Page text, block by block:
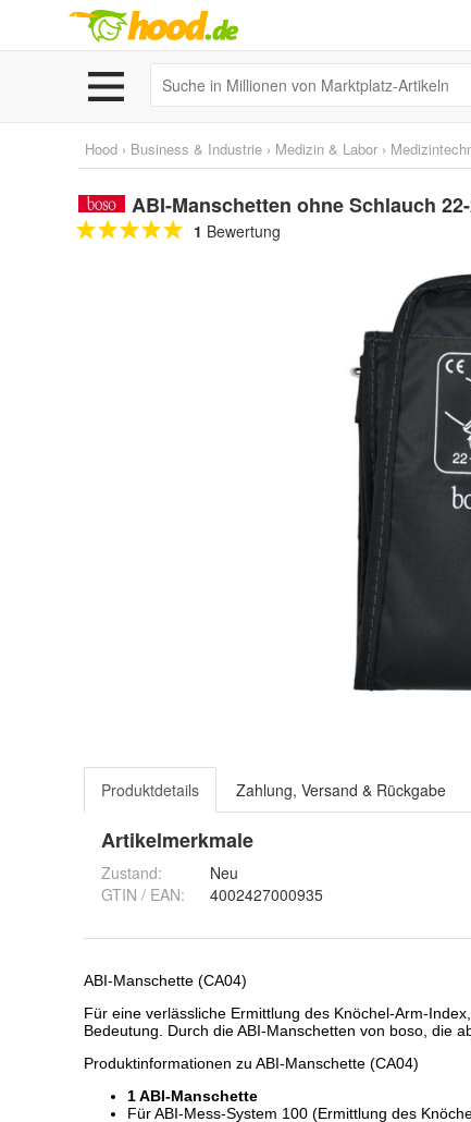
Hood › Business & Industrie › Medizin & Labor ›
ABI-Manschetten ohne Schlauch
1 Bewertung
Produktdetails Zahlung, Versand & Rückgabe
Artikelmerkmale
Zustand:
Neu
GTIN / EAN:
4002427000935